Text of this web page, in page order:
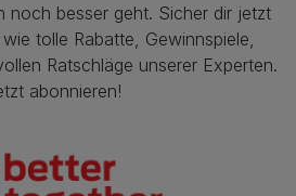
noch besser geht. Sicher dir jetzt
tolle Rabatte, Gewinnspiele,
Ratschläge unserer Experten.
abonnieren!